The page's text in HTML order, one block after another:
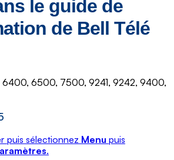
le guide de
de Bell Télé
6400, 6500, 7500, 9241, 9242, 9400,
puis sélectionnez Menu puis
.